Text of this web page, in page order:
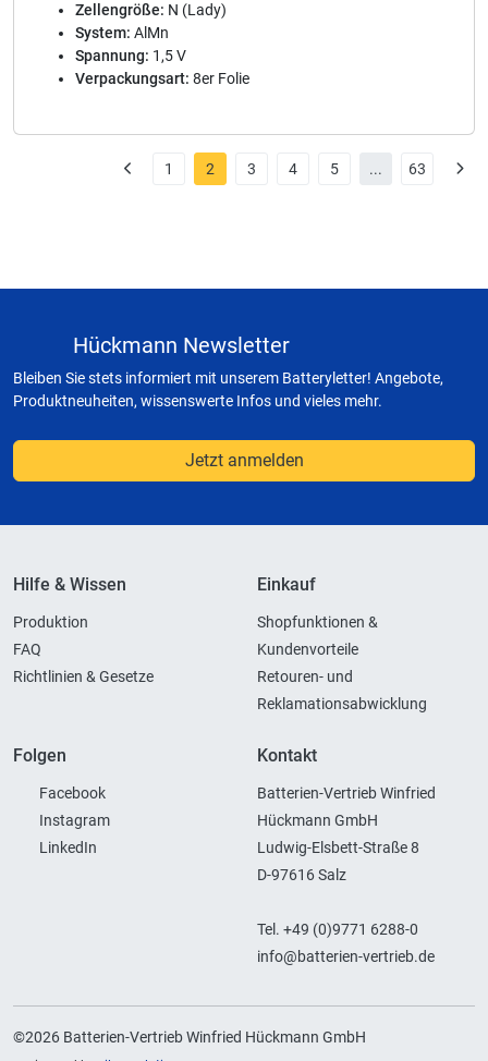
Zellengröße: N (Lady)
System: AlMn
Spannung: 1,5 V
Verpackungsart: 8er Folie
1 2 3 4 5 ... 63
Hückmann Newsletter
Bleiben Sie stets informiert mit unserem Batteryletter! Angebote,
Produktneuheiten, wissenswerte Infos und vieles mehr.
Jetzt anmelden
Hilfe & Wissen
Produktion
FAQ
Richtlinien & Gesetze
Einkauf
Shopfunktionen &
Kundenvorteile
Retouren- und
Reklamationsabwicklung
Folgen
Facebook
Instagram
LinkedIn
Kontakt
Batterien-Vertrieb Winfried
Hückmann GmbH
Ludwig-Elsbett-Straße 8
D-97616 Salz
Tel. +49 (0)9771 6288-0
info@batterien-vertrieb.de
©2026 Batterien-Vertrieb Winfried Hückmann GmbH